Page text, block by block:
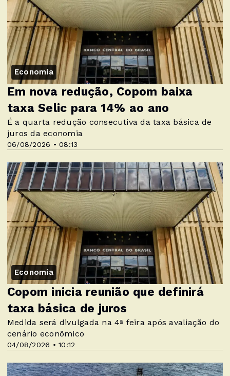
Economia
06/08/2026 • 08:13
Em nova redução, Copom baixa
taxa Selic para 14% ao ano
É a quarta redução consecutiva da taxa básica de
juros da economia
Economia
04/08/2026 • 10:12
Copom inicia reunião que definirá
taxa básica de juros
Medida será divulgada na 4ª feira após avaliação do
cenário econômico